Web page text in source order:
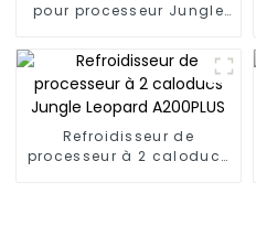
pour processeur Jungle
360
Refroidisseur de
processeur à 2 caloducs